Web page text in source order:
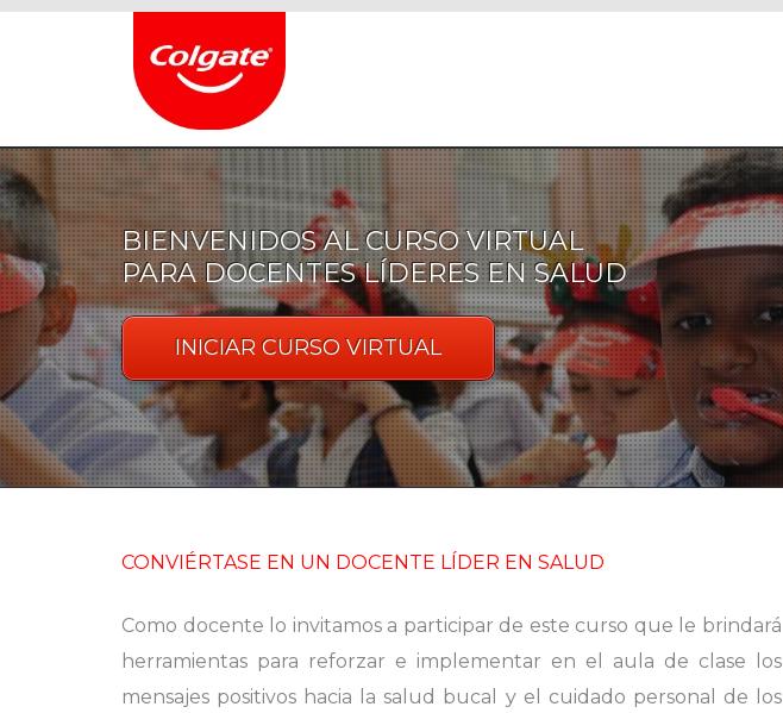
BIENVENIDOS AL CURSO VIRTUAL
PARA DOCENTES LÍDERES EN SALUD
INICIAR CURSO VIRTUAL
CONVIÉRTASE EN UN DOCENTE LÍDER EN SALUD
Como docente lo invitamos a participar de este curso que le brindará
herramientas para reforzar e implementar en el aula de clase los
mensajes positivos hacia la salud bucal y el cuidado personal de los